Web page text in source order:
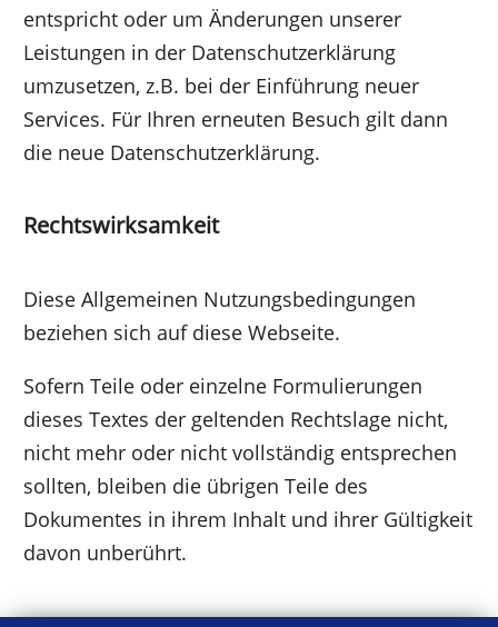
entspricht oder um Änderungen unserer
Leistungen in der Datenschutzerklärung
umzusetzen, z.B. bei der Einführung neuer
Services. Für Ihren erneuten Besuch gilt dann
die neue Datenschutzerklärung.
Rechtswirksamkeit
Diese Allgemeinen Nutzungsbedingungen
beziehen sich auf diese Webseite.
Sofern Teile oder einzelne Formulierungen
dieses Textes der geltenden Rechtslage nicht,
nicht mehr oder nicht vollständig entsprechen
sollten, bleiben die übrigen Teile des
Dokumentes in ihrem Inhalt und ihrer Gültigkeit
davon unberührt.